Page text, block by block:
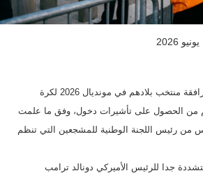
لن يتمكن العاجيون من مرافقة منتخب بلادهم في مونديال 2026 لكرة
من الحصول على تأشيرات دخول، وفق ما علمت
من رئيس اللجنة الوطنية للمشجعين التي تنظم
جدا للرئيس الأميركي دونالد ترامب